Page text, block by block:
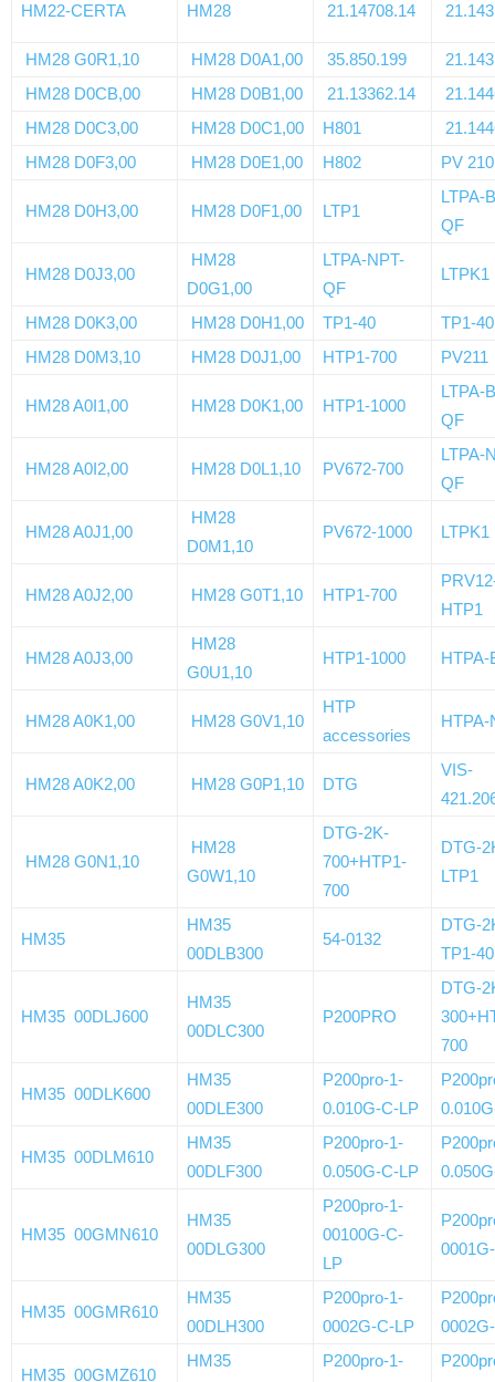
HM22-CERTA HM28 21.14708.14
HM28 G0R1,10 HM28 D0A1,00 35.850.199
HM28 D0CB,00
HM28 D0B1,00 21.13362.14
HM28 D0C3,00
HM28 D0C1,00 H801
HM28 D0F3,00
HM28 D0E1,00 H802 PV 210
HM28 D0H3,00 HM28 D0F1,00 LTP1
LTPA-
QF
HM28 D0J3,00
HM28
D0G1,00
LTPA-NPT-
QF
LTPK1
HM28 D0K3,00 HM28 D0H1,00 TP1-40
TP1-40
HM28 D0M3,10
HM28 D0J1,00 HTP1-700 PV211
HM28 A0I1,00 HM28 D0K1,00 HTP1-1000
LTPA-
QF
HM28 A0I2,00 HM28 D0L1,10 PV672-700
LTPA-
QF
HM28 A0J1,00
HM28
D0M1,10
PV672-1000 LTPK1
HM28 A0J2,00 HM28 G0T1,10 HTP1-700
HTP1
HM28 A0J3,00
HM28
G0U1,10
HTP1-1000 HTPA-
HM28 A0K1,00 HM28 G0V1,10
HTP
accessories
HTPA-
HM28 A0K2,00 HM28 G0P1,10 DTG
VIS-
HM28 G0N1,10
HM28
G0W1,10
DTG-2K-
700+HTP1-
700
DTG-
LTP1
HM35
HM35
00DLB300
54-0132
DTG-
TP1-40
HM35 00DLJ600
HM35
00DLC300
P200PRO
DTG-
700
HM35 00DLK600
HM35
00DLE300
P200pro-1-
0.010G-C-LP
HM35 00DLM610
HM35
00DLF300
P200pro-1-
0.050G-C-LP
HM35 00GMN610
HM35
00DLG300
P200pro-1-
00100G-C-
LP
HM35 00GMR610
HM35
00DLH300
P200pro-1-
0002G-C-LP
HM35 00GMZ610
HM35
P200pro-1-